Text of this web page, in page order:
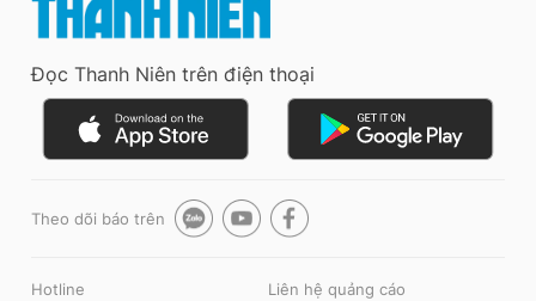
Đọc Thanh Niên trên điện thoại
Theo dõi báo trên
Hotline Liên hệ quảng cáo